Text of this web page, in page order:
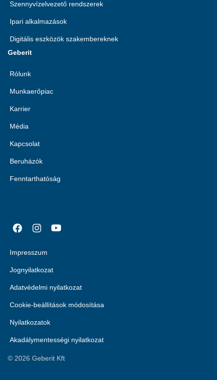
Szennyvízelvezető rendszerek
Ipari alkalmazások
Digitális eszközök szakembereknek
Geberit
Rólunk
Munkaerőpiac
Karrier
Média
Kapcsolat
Beruházók
Fenntarthatóság
Impresszum
Jognyilatkozat
Adatvédelmi nyilatkozat
Cookie-beállítások módosítása
Nyilatkozatok
Akadálymentességi nyilatkozat
© 2026 Geberit Kft